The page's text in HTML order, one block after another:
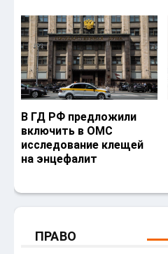
В ГД РФ предложили
включить в ОМС
исследование клещей
на энцефалит
ПРАВО